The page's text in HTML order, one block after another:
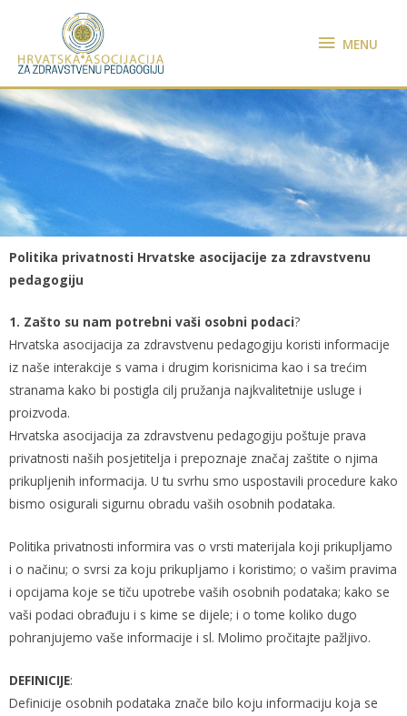
MENU
Politika privatnosti Hrvatske asocijacije za zdravstvenu
pedagogiju
1. Zašto su nam potrebni vaši osobni podaci?
Hrvatska asocijacija za zdravstvenu pedagogiju koristi informacije
iz naše interakcije s vama i drugim korisnicima kao i sa trećim
stranama kako bi postigla cilj pružanja najkvalitetnije usluge i
proizvoda.
Hrvatska asocijacija za zdravstvenu pedagogiju poštuje prava
privatnosti naših posjetitelja i prepoznaje značaj zaštite o njima
prikupljenih informacija. U tu svrhu smo uspostavili procedure kako
bismo osigurali sigurnu obradu vaših osobnih podataka.
Politika privatnosti informira vas o vrsti materijala koji prikupljamo
i o načinu; o svrsi za koju prikupljamo i koristimo; o vašim pravima
i opcijama koje se tiču upotrebe vaših osobnih podataka; kako se
vaši podaci obrađuju i s kime se dijele; i o tome koliko dugo
pohranjujemo vaše informacije i sl. Molimo pročitajte pažljivo.
DEFINICIJE:
Definicije osobnih podataka znače bilo koju informaciju koja se